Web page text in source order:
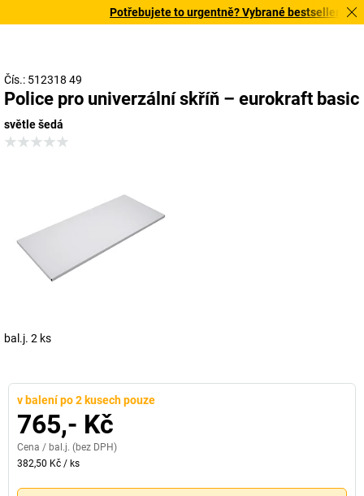
Potřebujete to urgentně? Vybrané bestsellery
Čís.: 512318 49
Police pro univerzální skříň – eurokraft basic
světle šedá
bal.j. 2 ks
v balení po 2 kusech pouze
765,- Kč
Cena / bal.j. (bez DPH)
382,50 Kč / ks